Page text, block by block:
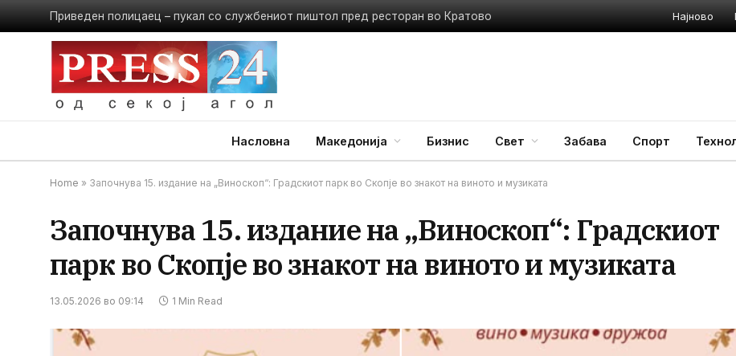
Приведен полицаец – пукал со службениот пиштол пред ресторан во Кратово Најново
Насловна Македонија Бизнис Свет Забава Спорт
Home » Започнува 15. издание на „Виноскоп“: Градскиот парк во Скопје во знакот на виното и музиката
Започнува 15. издание на „Виноскоп“: Градскиот
парк во Скопје во знакот на виното и музиката
13.05.2026 во 09:14 1 Min Read